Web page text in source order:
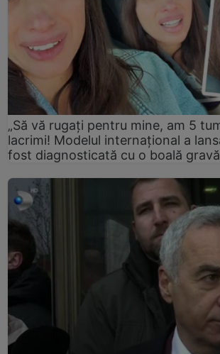
„Să vă rugați pentru mine, am 5
lacrimi! Modelul internațional a
fost diagnosticată cu o boală gravă